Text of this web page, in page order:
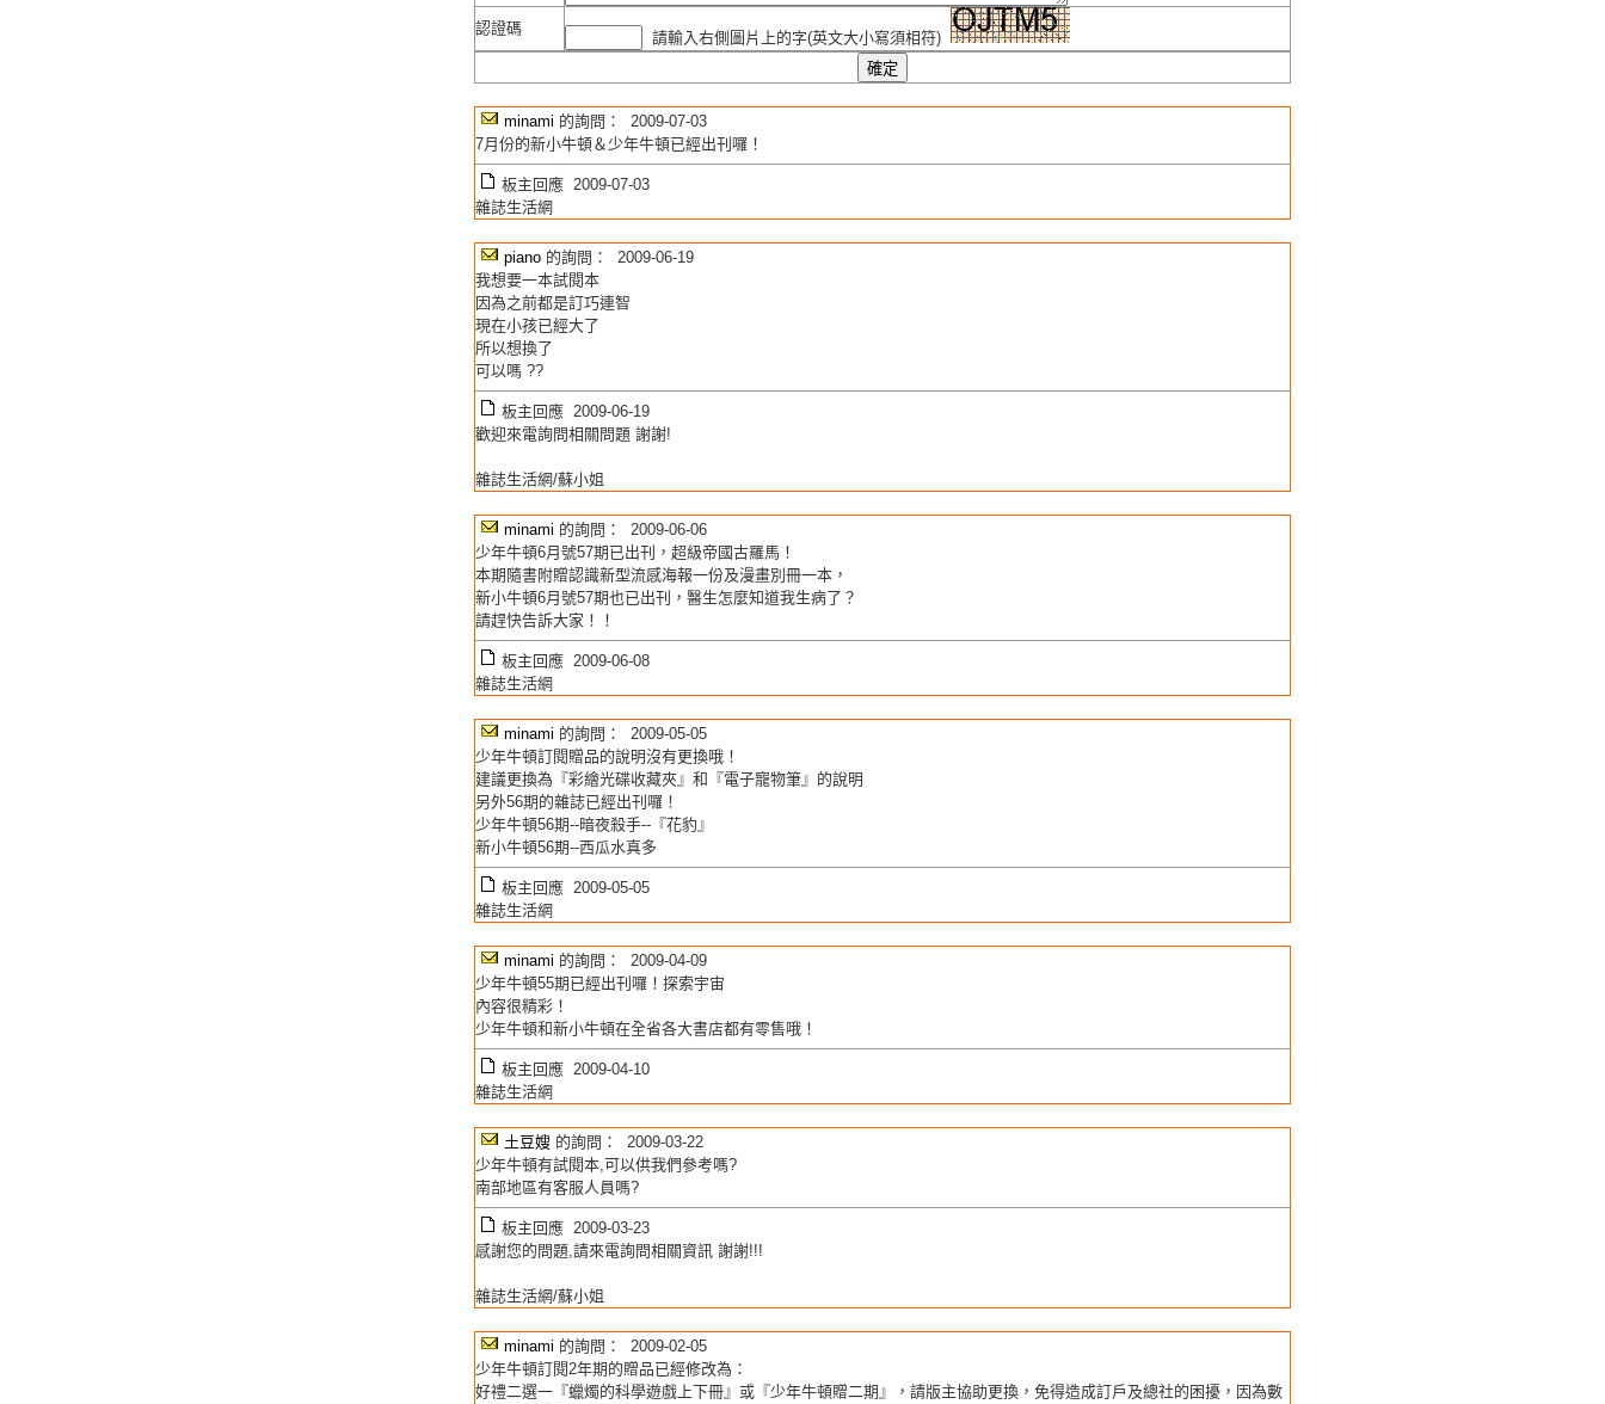
認證碼
請輸入右側圖片上的字(英文大小寫須相符)
minami 的詢問： 2009-07-03
7月份的新小牛頓＆少年牛頓已經出刊囉！
板主回應 2009-07-03
雜誌生活網
piano 的詢問： 2009-06-19
我想要一本試閱本
因為之前都是訂巧連智
現在小孩已經大了
所以想換了
可以嗎 ??
板主回應 2009-06-19
歡迎來電詢問相關問題 謝謝!
雜誌生活網/蘇小姐
minami 的詢問： 2009-06-06
少年牛頓6月號57期已出刊，超級帝國古羅馬！
本期隨書附贈認識新型流感海報一份及漫畫別冊一本，
新小牛頓6月號57期也已出刊，醫生怎麼知道我生病了？
請趕快告訴大家！！
板主回應 2009-06-08
雜誌生活網
minami 的詢問： 2009-05-05
少年牛頓訂閱贈品的說明沒有更換哦！
建議更換為『彩繪光碟收藏夾』和『電子寵物筆』的說明
另外56期的雜誌已經出刊囉！
少年牛頓56期--暗夜殺手--『花豹』
新小牛頓56期--西瓜水真多
板主回應 2009-05-05
雜誌生活網
minami 的詢問： 2009-04-09
少年牛頓55期已經出刊囉！探索宇宙
內容很精彩！
少年牛頓和新小牛頓在全省各大書店都有零售哦！
板主回應 2009-04-10
雜誌生活網
土豆嫂 的詢問： 2009-03-22
少年牛頓有試閱本,可以供我們參考嗎?
南部地區有客服人員嗎?
板主回應 2009-03-23
感謝您的問題,請來電詢問相關資訊 謝謝!!!
雜誌生活網/蘇小姐
minami 的詢問： 2009-02-05
少年牛頓訂閱2年期的贈品已經修改為：
好禮二選一『蠟燭的科學遊戲上下冊』或『少年牛頓贈二期』，請版主協助更換，免得造成訂戶及總社的困擾，因為數